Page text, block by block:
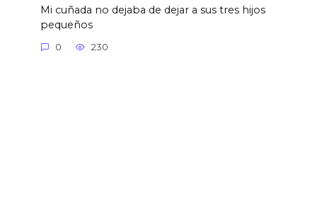
Mi cuñada no dejaba de dejar a sus tres hijos
pequeños
0 230